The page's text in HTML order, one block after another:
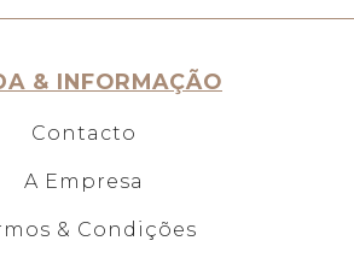
& INFORMAÇÃO
Contacto
A Empresa
& Condições